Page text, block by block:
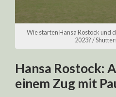
Wie starten Hansa Rostock und
2023? /
Hansa Rostock:
einem Zug mit